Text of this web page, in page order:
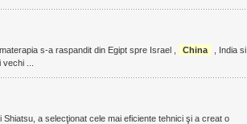
cateva luni pana cand se obtinea preparatul dorit. Aromaterapia s-a raspandit din Egipt spre Israel , China
, India si
vechi ...
Shiatsu, a selecţionat cele mai eficiente tehnici şi a creat o